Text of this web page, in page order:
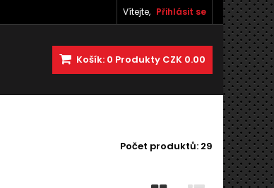
Vítejte, Přihlásit se
Košík: 0 Produkty CZK 0.00
Počet produktů: 29